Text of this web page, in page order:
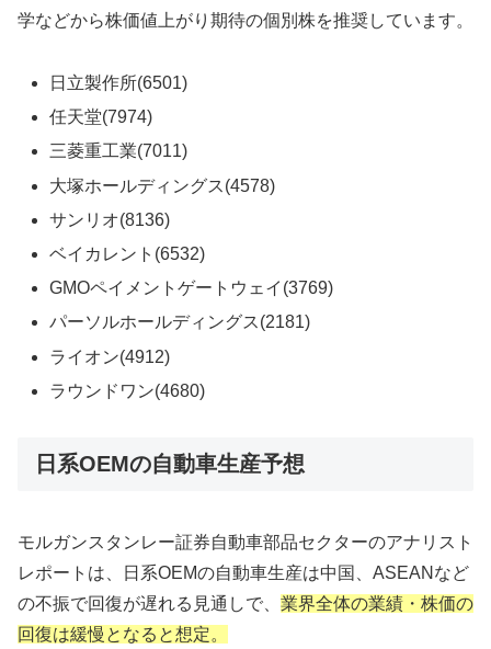
学などから株価値上がり期待の個別株を推奨しています。
日立製作所(6501)
任天堂(7974)
三菱重工業(7011)
大塚ホールディングス(4578)
サンリオ(8136)
ベイカレント(6532)
GMOペイメントゲートウェイ(3769)
パーソルホールディングス(2181)
ライオン(4912)
ラウンドワン(4680)
日系OEMの自動車生産予想
モルガンスタンレー証券自動車部品セクターのアナリスト
レポートは、日系OEMの自動車生産は中国、ASEANなど
の不振で回復が遅れる見通しで、 業界全体の業績・株価の
回復は緩慢となると想定。